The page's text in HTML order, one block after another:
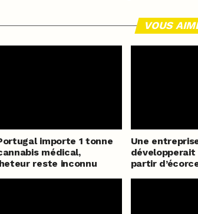
VOUS
importe 1 tonne
médical,
reste inconnu
Une
développerait
partir